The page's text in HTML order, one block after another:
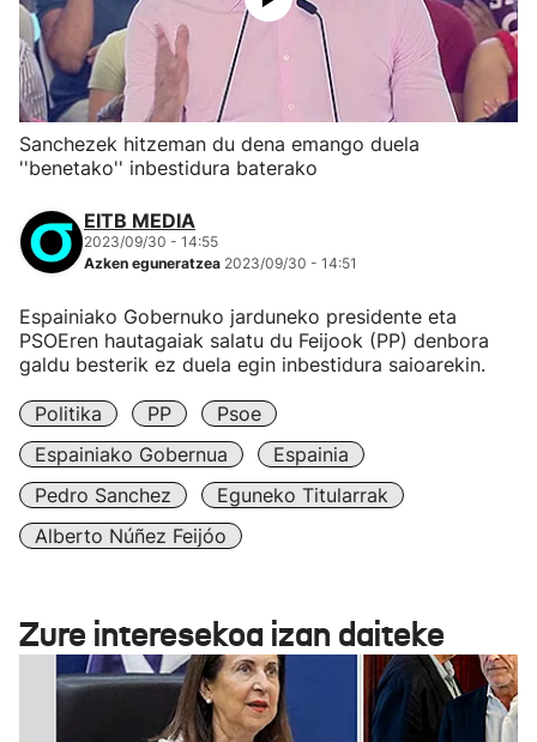
Sanchezek hitzeman du dena emango duela
''benetako'' inbestidura baterako
EITB MEDIA
2023/09/30 - 14:55
Azken eguneratzea 2023/09/30 - 14:51
Espainiako Gobernuko jarduneko presidente eta
PSOEren hautagaiak salatu du Feijook (PP) denbora
galdu besterik ez duela egin inbestidura saioarekin.
Politika PP
Psoe
Espainiako Gobernua
Espainia
Pedro Sanchez
Eguneko Titularrak
Alberto Núñez Feijóo
Zure interesekoa izan daiteke